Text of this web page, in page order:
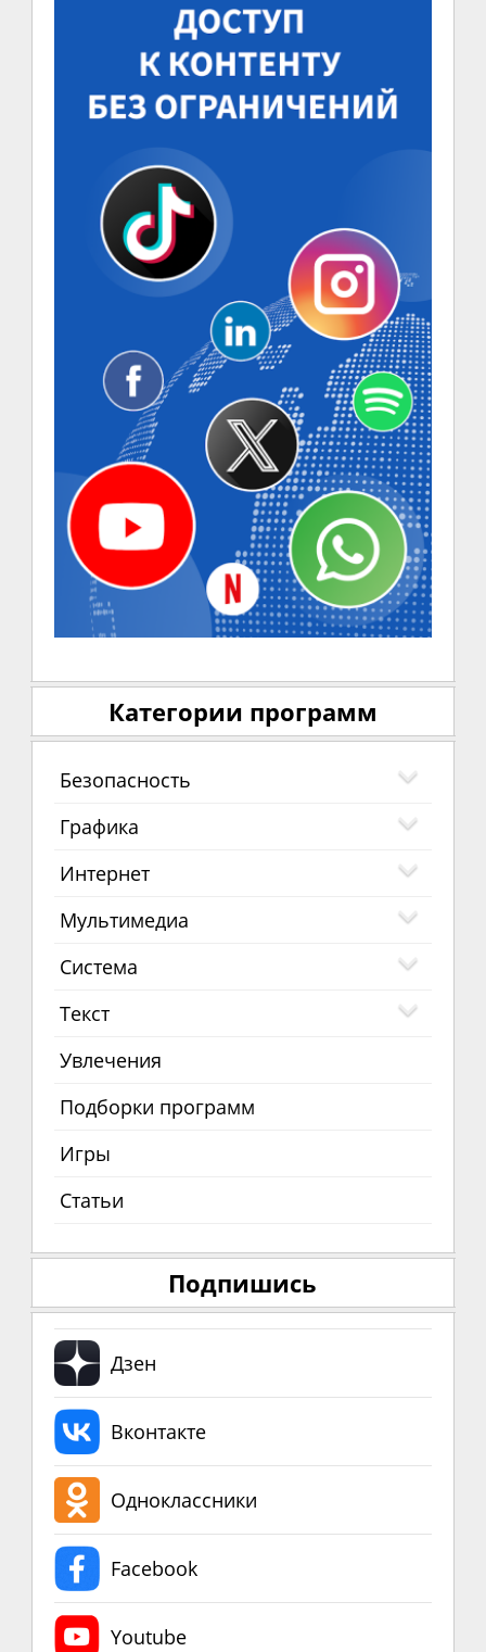
Категории программ
Безопасность
Графика
Интернет
Мультимедиа
Система
Текст
Увлечения
Подборки программ
Игры
Статьи
Подпишись
Дзен
Вконтакте
Одноклассники
Facebook
Youtube